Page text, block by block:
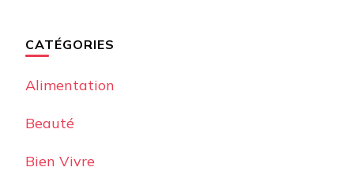
CATÉGORIES
Alimentation
Beauté
Bien Vivre